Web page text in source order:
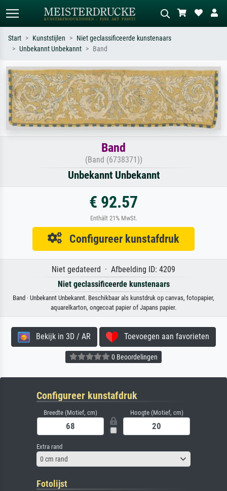
Zoek op kunstenaar, titel of stijl – bijv.
Monet, Sterrennacht, impressionisme,
Hokusai-golf, naakt.
Beschrijf de scène – bijv. groene
weide, abstract met veel rood, donker
olieverfschilderij, staand naakt naast
een boom.
Start Kunststijlen
Niet geclassificeerde kunstenaars
Unbekannt Unbekannt
Band
Band
(Band (6738371))
Unbekannt Unbekannt
€ 92.57
Enthält 21% MwSt.
Configureer kunstafdruk
Niet gedateerd · Afbeelding ID: 4209
Niet geclassificeerde kunstenaars
Band · Unbekannt Unbekannt. Beschikbaar als kunstdruk op canvas, fotopapier,
aquarelkarton, ongecoat papier of Japans papier.
Bekijk in 3D / AR Toevoegen aan favorieten
0 Beoordelingen
Configureer kunstafdruk
Breedte (Motief, cm) Hoogte (Motief, cm)
Extra rand
0 cm rand
Fotolijst